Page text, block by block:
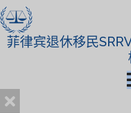
菲律宾退休移民